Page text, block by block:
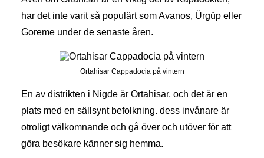
Om
Kontakt
har det inte varit så populärt som Avanos, Ürgüp eller
Goreme under de senaste åren.
Ortahisar Cappadocia på vintern
En av distrikten i Nigde är Ortahisar, och det är en
plats med en sällsynt befolkning. dess invånare är
otroligt välkomnande och gå över och utöver för att
göra besökare känner sig hemma.